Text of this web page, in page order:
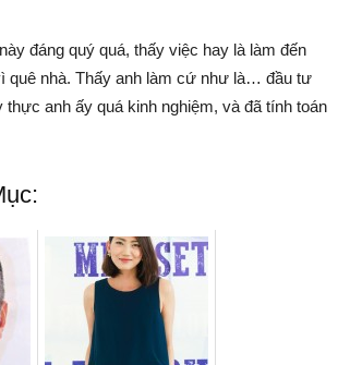
đáng quý quá, thấy việc hay là làm đến
quê nhà. Thấy anh làm cứ như là… đầu tư
thực anh ấy quá kinh nghiệm, và đã tính toán